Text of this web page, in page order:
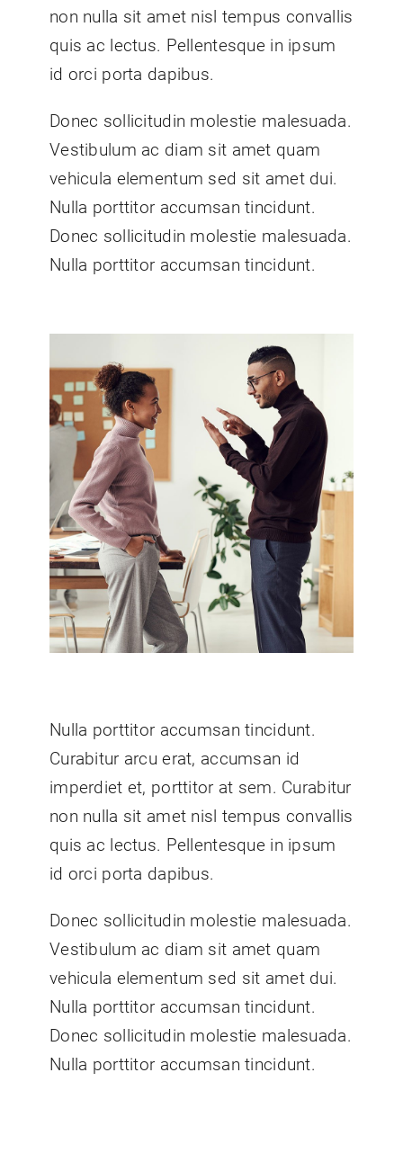
non nulla sit amet nisl tempus convallis
quis ac lectus. Pellentesque in ipsum
id orci porta dapibus.
Donec sollicitudin molestie malesuada.
Vestibulum ac diam sit amet quam
vehicula elementum sed sit amet dui.
Nulla porttitor accumsan tincidunt.
Donec sollicitudin molestie malesuada.
Nulla porttitor accumsan tincidunt.
Nulla porttitor accumsan tincidunt.
Curabitur arcu erat, accumsan id
imperdiet et, porttitor at sem. Curabitur
non nulla sit amet nisl tempus convallis
quis ac lectus. Pellentesque in ipsum
id orci porta dapibus.
Donec sollicitudin molestie malesuada.
Vestibulum ac diam sit amet quam
vehicula elementum sed sit amet dui.
Nulla porttitor accumsan tincidunt.
Donec sollicitudin molestie malesuada.
Nulla porttitor accumsan tincidunt.